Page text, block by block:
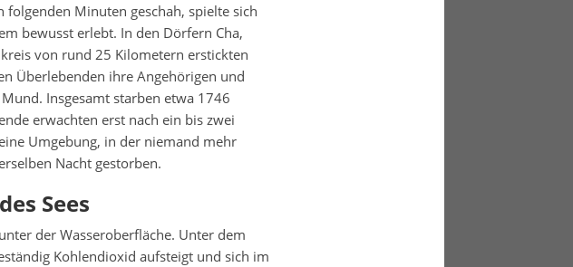
folgenden Minuten geschah, spielte sich
bewusst erlebt. In den Dörfern Cha,
von rund 25 Kilometern erstickten
Überlebenden ihre Angehörigen und
Insgesamt starben etwa 1746
erwachten erst nach ein bis zwei
Umgebung, in der niemand mehr
Nacht gestorben.
Sees
der Wasseroberfläche. Unter dem
Kohlendioxid aufsteigt und sich im